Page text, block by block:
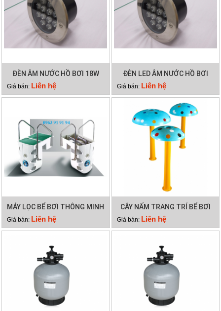
ĐÈN ÂM NƯỚC HỒ BƠI 18W
Giá bán: Liên hệ
ĐÈN LED ÂM NƯỚC HỒ BƠI
12W
Giá bán: Liên hệ
MÁY LỌC BỂ BƠI THÔNG MINH
PK 8026
Giá bán: Liên hệ
CÂY NẤM TRANG TRÍ BỂ BƠI
Giá bán: Liên hệ